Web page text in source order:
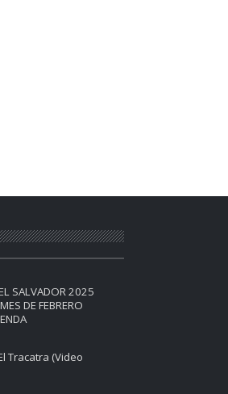
SALVADOR 2025
DE FEBRERO
Tracatra (Video